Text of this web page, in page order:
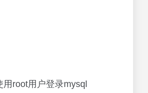
root用户登录mysql